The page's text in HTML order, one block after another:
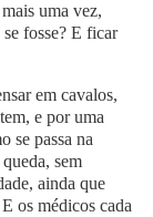
uma vez,
fosse? E ficar
em cavalos,
e por uma
se passa na
sem
ainda que
os médicos cada